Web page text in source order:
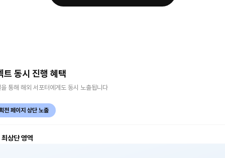
트 동시 진행 혜택
통해 해외 서포터에게도 동시 노출됩니다
전 페이지 상단 노출
상단 영역